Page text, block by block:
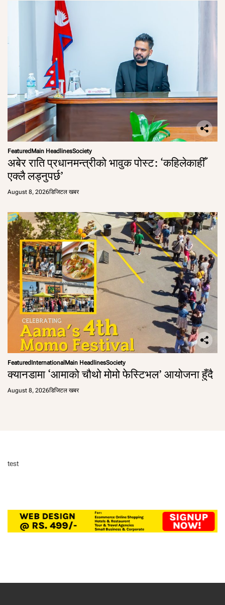
FeaturedMain HeadlinesSociety
अबेर राति प्रधानमन्त्रीको भावुक पोस्ट: ‘कहिलेकाहीँ
एक्लै लड्नुपर्छ’
August 8, 2026डिजिटल खबर
FeaturedInternationalMain HeadlinesSociety
क्यानडामा ‘आमाको चौथो मोमो फेस्टिभल’ आयोजना हुँदै
August 8, 2026डिजिटल खबर
test